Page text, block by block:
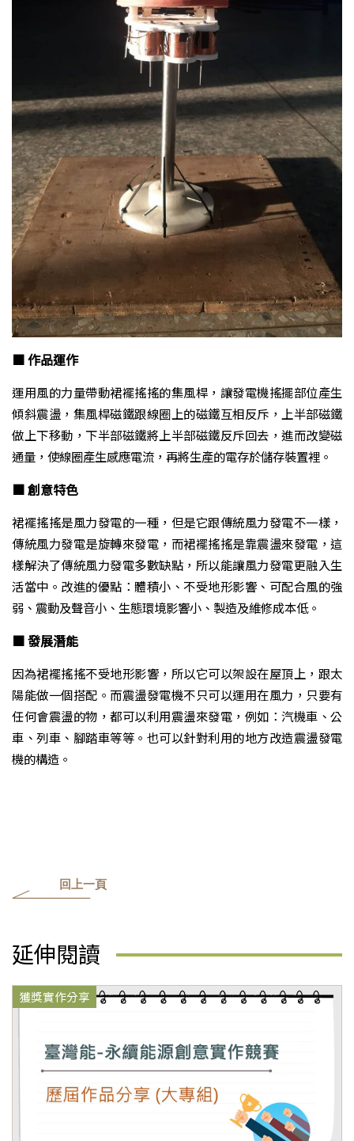
■ 作品運作
運用風的力量帶動裙襬搖搖的集風桿，讓發電機搖擺部位產生
傾斜震盪，集風桿磁鐵跟線圈上的磁鐵互相反斥，上半部磁鐵
做上下移動，下半部磁鐵將上半部磁鐵反斥回去，進而改變磁
通量，使線圈產生感應電流，再將生產的電存於儲存裝置裡。
■ 創意特色
裙襬搖搖是風力發電的一種，但是它跟傳統風力發電不一樣，
傳統風力發電是旋轉來發電，而裙襬搖搖是靠震盪來發電，這
樣解決了傳統風力發電多數缺點，所以能讓風力發電更融入生
活當中。改進的優點：體積小、不受地形影響、可配合風的強
弱、震動及聲音小、生態環境影響小、製造及維修成本低。
■ 發展潛能
因為裙襬搖搖不受地形影響，所以它可以架設在屋頂上，跟太
陽能做一個搭配。而震盪發電機不只可以運用在風力，只要有
任何會震盪的物，都可以利用震盪來發電，例如：汽機車、公
車、列車、腳踏車等等。也可以針對利用的地方改造震盪發電
機的構造。
回上一頁
延伸閱讀
獲獎實作分享